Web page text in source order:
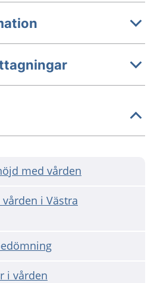
med vården
i Västra
i vården